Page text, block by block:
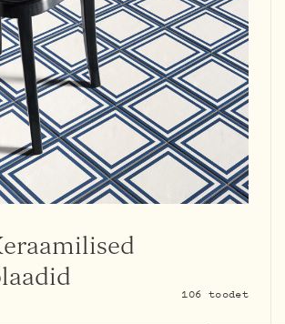
106 toodet